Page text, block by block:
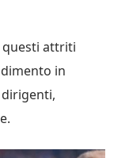
questi attriti
in